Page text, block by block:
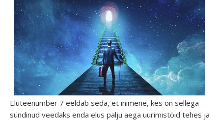
Eluteenumber 7 eeldab seda, et inimene, kes on sellega
sündinud veedaks enda elus palju aega uurimistöid tehes ja